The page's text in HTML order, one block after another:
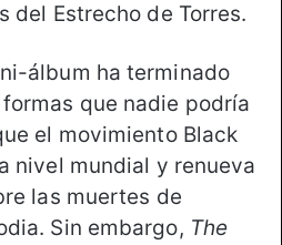
del Estrecho de Torres.
álbum ha terminado
que nadie podría
el movimiento Black
nivel mundial y renueva
las muertes de
Sin embargo, The